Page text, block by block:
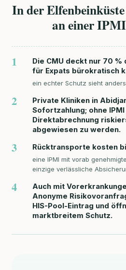
In der
an einer
1
Die CMU deckt nur 70
für Expats bürokratisch
ein echter Schutz sieht
2
Private Kliniken in
Sofortzahlung; ohne
Direktabrechnung
abgewiesen zu werden.
3 Rücktransporte kosten
eine IPMI mit vorab
einzige verlässliche
4
Auch mit
Anonyme
HIS-Pool-Eintrag und
marktbreitem Schutz.